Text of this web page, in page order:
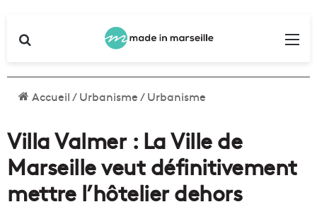
Accueil/Urbanisme/Urbanisme
Villa Valmer : La Ville de
Marseille veut définitivement
mettre l’hôtelier dehors